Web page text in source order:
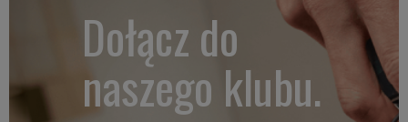
Dołącz do
naszego klubu.